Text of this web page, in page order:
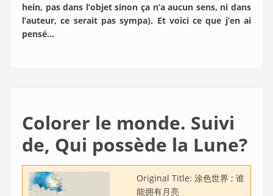
hein, pas dans l’objet sinon ça n’a aucun sens, ni dans
l’auteur, ce serait pas sympa). Et voici ce que j’en ai
pensé…
Colorer le monde. Suivi
de, Qui possède la Lune?
Original Title: 涂色世界 ; 谁
能拥有月亮